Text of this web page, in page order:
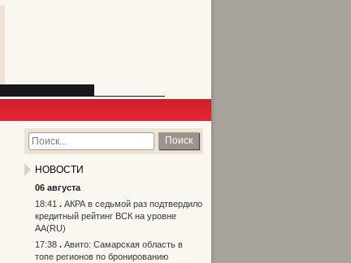
Поиск
НОВОСТИ
06 августа
18:41
АКРА в седьмой раз подтвердило
кредитный рейтинг ВСК на уровне
АА(RU)
17:38
Авито: Самарская область в
топе регионов по бронированию